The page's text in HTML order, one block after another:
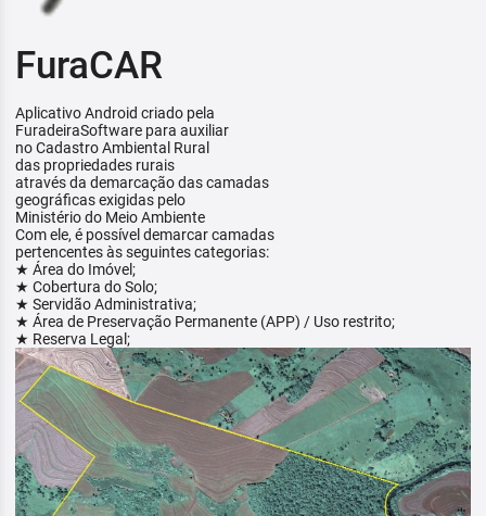
FuraCAR
Aplicativo Android criado pela
FuradeiraSoftware para auxiliar
no Cadastro Ambiental Rural
das propriedades rurais
através da demarcação das camadas
geográficas exigidas pelo
Ministério do Meio Ambiente
Com ele, é possível demarcar camadas
pertencentes às seguintes categorias:
★ Área do Imóvel;
★ Cobertura do Solo;
★ Servidão Administrativa;
★ Área de Preservação Permanente (APP) / Uso restrito;
★ Reserva Legal;